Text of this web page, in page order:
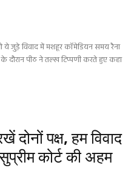
ये जुड़े विवाद में मशहूर कॉमेडियन समय रैना
दौरान पीठ ने तल्ख टिप्पणी करते हुए कहा
दोनों पक्ष, हम विवाद
कोर्ट की अहम